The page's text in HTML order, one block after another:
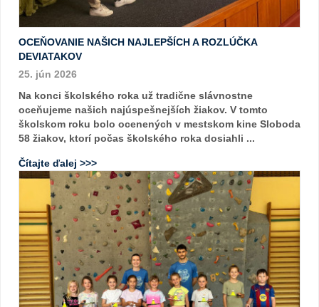
OCEŇOVANIE NAŠICH NAJLEPŠÍCH A ROZLÚČKA
DEVIATAKOV
25. jún 2026
Na konci školského roka už tradične slávnostne
oceňujeme našich najúspešnejších žiakov. V tomto
školskom roku bolo ocenených v mestskom kine Sloboda
58 žiakov, ktorí počas školského roka dosiahli ...
Čítajte ďalej >>>